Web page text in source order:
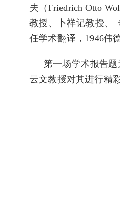
夫（Friedrich Otto
教授、卜祥记教授、
任学术翻译，1946伟
第一场学术报告
云文教授对其进行精